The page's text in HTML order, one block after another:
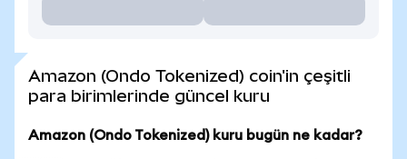
Amazon (Ondo Tokenized) coin'in çeşitli
para birimlerinde güncel kuru
Amazon (Ondo Tokenized) kuru bugün ne kadar?